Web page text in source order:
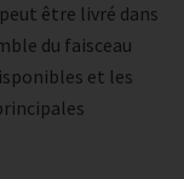
être livré dans
du faisceau
et les